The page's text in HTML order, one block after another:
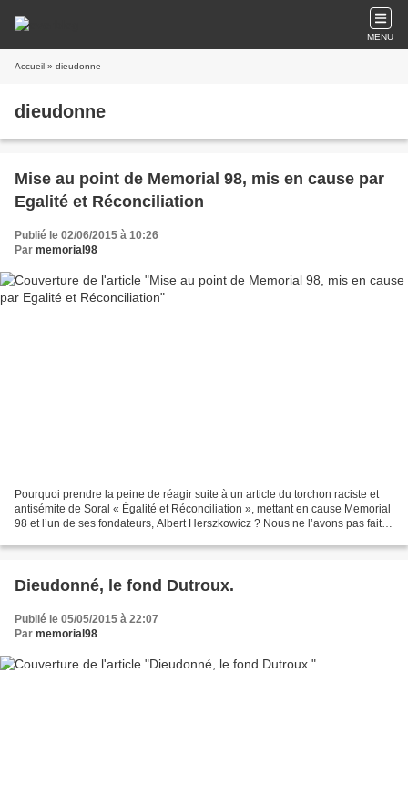
MENU
Accueil » dieudonne
dieudonne
Mise au point de Memorial 98, mis en cause par
Egalité et Réconciliation
Publié le 02/06/2015 à 10:26
Par memorial98
Pourquoi prendre la peine de réagir suite à un article du torchon raciste et
antisémite de Soral « Égalité et Réconciliation », mettant en cause Memorial
98 et l’un de ses fondateurs, Albert Herszkowicz ? Nous ne l’avons pas fait
Dieudonné, le fond Dutroux.
Publié le 05/05/2015 à 22:07
Par memorial98